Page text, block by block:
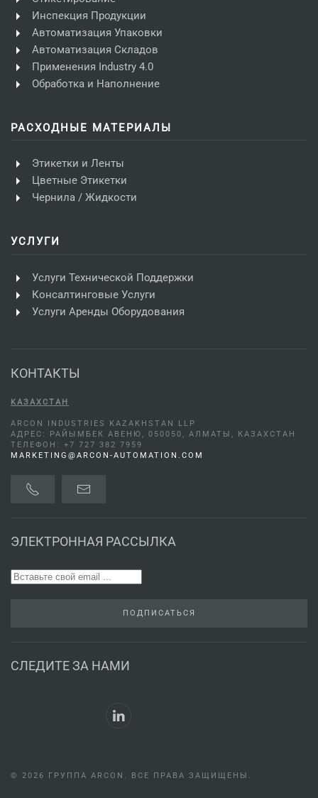
Инспекция Продукции
Автоматизация Упаковки
Автоматизация Складов
Применения Industry 4.0
Обработка и Наполнение
РАСХОДНЫЕ МАТЕРИАЛЫ
Этикетки и Ленты
Цветные Этикетки
Чернила / Жидкости
УСЛУГИ
Услуги Технической Поддержки
Консалтинговые Услуги
Услуги Аренды Оборудования
КОНТАКТЫ
KАЗАХСТАН
ARCON INDUSTRIES KAZAKHSTAN LLP
АДРЕС: РАЙЫМБЕК АВЕНЮ, 050050, АЛМАТЫ, КАЗАХСТАН
ТЕЛЕФОН: +7 727 382 7959
MARKETING@ARCON-AUTOMATION.COM
ЭЛЕКТРОННАЯ РАССЫЛКА
ПОДПИСАТЬСЯ
СЛЕДИТЕ ЗА НАМИ
© 2026 ГРУППА ARCON. ВСЕ ПРАВА ЗАЩИЩЕНЫ.